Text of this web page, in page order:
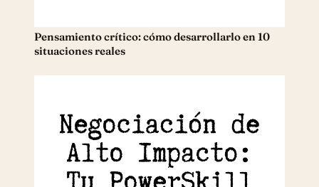
Pensamiento crítico: cómo desarrollarlo en 10
situaciones reales